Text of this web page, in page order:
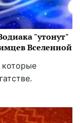
"утонут"
Вселенной
которые